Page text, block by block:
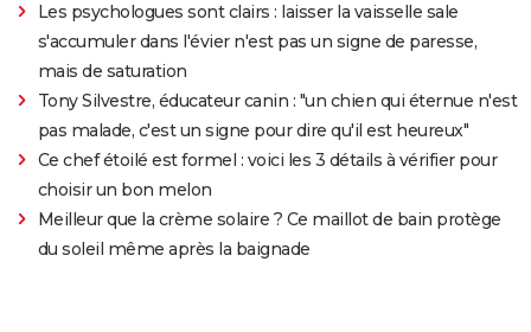
Les psychologues sont clairs : laisser la vaisselle sale
s'accumuler dans l'évier n'est pas un signe de paresse,
mais de saturation
Tony Silvestre, éducateur canin : "un chien qui éternue n'est
pas malade, c'est un signe pour dire qu'il est heureux"
Ce chef étoilé est formel : voici les 3 détails à vérifier pour
choisir un bon melon
Meilleur que la crème solaire ? Ce maillot de bain protège
du soleil même après la baignade